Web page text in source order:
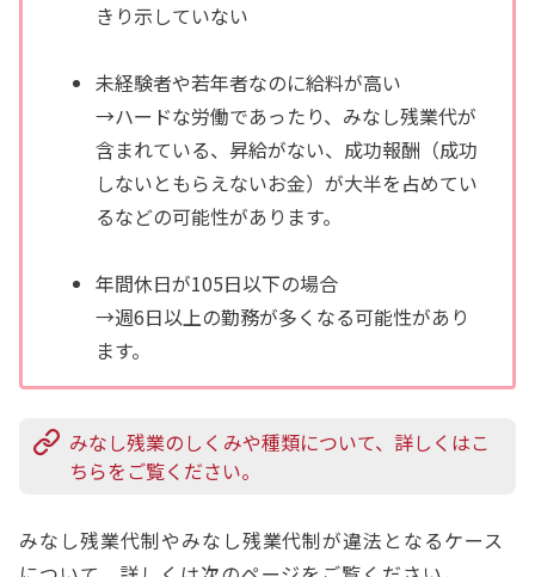
きり示していない
未経験者や若年者なのに給料が高い
→ハードな労働であったり、みなし残業代が
含まれている、昇給がない、成功報酬（成功
しないともらえないお金）が大半を占めてい
るなどの可能性があります。
年間休日が105日以下の場合
→週6日以上の勤務が多くなる可能性があり
ます。
みなし残業のしくみや種類について、詳しくはこ
ちらをご覧ください。
みなし残業代制やみなし残業代制が違法となるケース